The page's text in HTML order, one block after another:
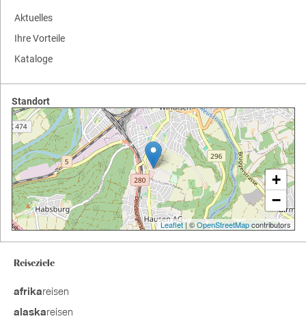
Aktuelles
Ihre Vorteile
Kataloge
Standort
+
−
Leaflet| ©OpenStreetMapcontributors
Reiseziele
afrikareisen
alaskareisen